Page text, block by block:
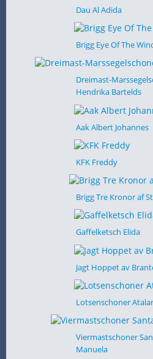
Dau Al Adida
Brigg Eye Of The
Dreimast-
Hendrika Bartelds
Aak Albert Johannes
KFK Freddy
Brigg Tre Kronor af
Gaffelketsch Elida
Jagt Hoppet av
Lotsenschoner
Viermastschoner
Manuela